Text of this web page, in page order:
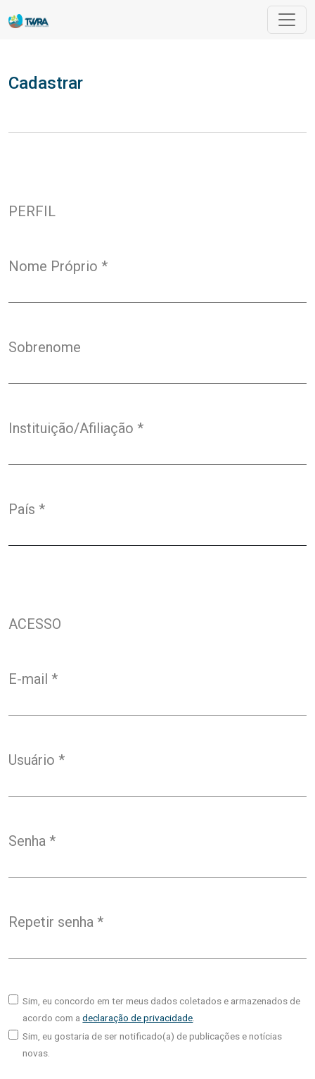
Cadastrar
PERFIL
Nome Próprio *
Sobrenome
Instituição/Afiliação *
País *
ACESSO
E-mail *
Usuário *
Senha *
Repetir senha *
Sim, eu concordo em ter meus dados coletados e armazenados de
acordo com adeclaração de privacidade
Sim, eu gostaria de ser notificado(a) de publicações e notícias
novas.